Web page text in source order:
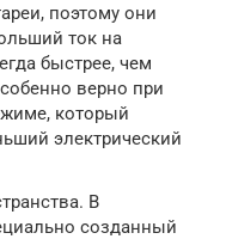
поэтому они
ток на
быстрее, чем
верно при
который
электрический
В
созданный